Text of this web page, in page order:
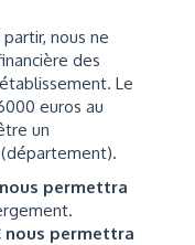
nous ne
des
Le
euros au
un
permettra
nous permettra